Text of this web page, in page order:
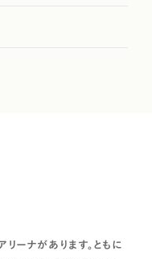
ーナがあります。ともに